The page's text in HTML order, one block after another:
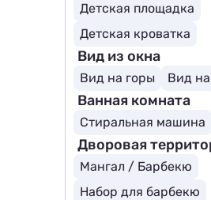
Детская площадка
Детская кроватка
Вид из окна
Вид на горы Вид
Ванная комната
Стиральная машина
Дворовая
Мангал / Барбекю
Набор для барбекю